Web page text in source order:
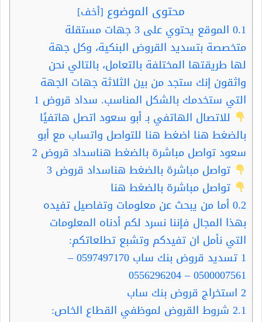
محتوى الموضوع [أخف]
0.1
الموقع يحتوي على 3 جهات مستقلة
متخصصة بتسديد القروض البنكية، وكل جهة
لها طريقتها المختلفة بالتعامل، بالتالي نحن
واثقون إنك ستجد من بين الثلاثة جهات الجهة
التي ستخدمك بالشكل المناسب. سداد قروض 1
للاتصال الهاتفي بـ أبو سعود اتصل هاتفيًا
بالضغط هنا اضغط هنا للتواصل واتساب مع أبو
سعود تواصل مباشرة بالضغط هناسداد قروض 2
تواصل مباشرة بالضغط هناسداد قروض 3
تواصل مباشرة بالضغط هنا
0.2أما من يبحث عن معلومات وتفاصيل تفيده
بهذا المجال فإننا نسرد لكم أدناه المعلومات
التي نأمل ان تفيدكم وتشبع تطلعاتكم:
1
تسديد قروض بنك ساب 0597497170 –
0500007561 – 0556296204
2 استخراج قروض بنك ساب
2.1 شروط القروض لموظفي القطاع الخاص: